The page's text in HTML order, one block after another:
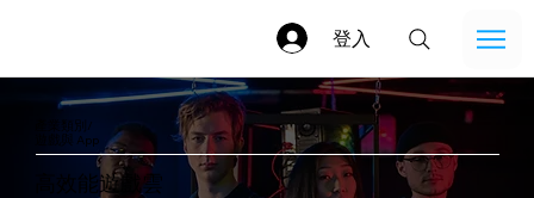
登入
產業類別/
遊戲與 App
高效能遊戲雲